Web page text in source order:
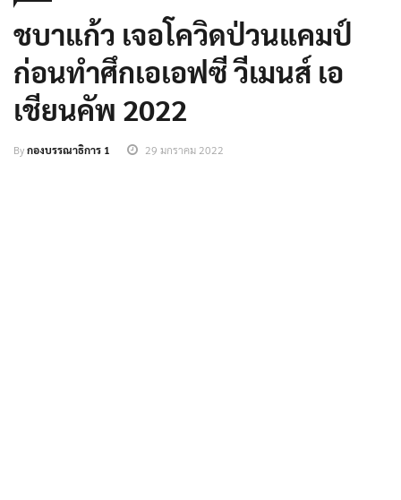
ชบาแก้ว เจอโควิดป่วนแคมป์
ก่อนทำศึกเอเอฟซี วีเมนส์ เอ
เชียนคัพ 2022
Byกองบรรณาธิการ 1 29 มกราคม 2022